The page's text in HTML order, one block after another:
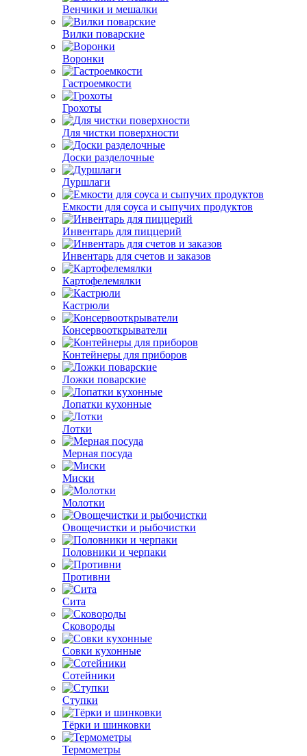
Венчики и мешалки
Вилки поварские
Воронки
Гастроемкости
Грохоты
Для чистки поверхности
Доски разделочные
Дуршлаги
Емкости для соуса и сыпучих продуктов
Инвентарь для пиццерий
Инвентарь для счетов и заказов
Картофелемялки
Кастрюли
Консервооткрыватели
Контейнеры для приборов
Ложки поварские
Лопатки кухонные
Лотки
Мерная посуда
Миски
Молотки
Овощечистки и рыбочистки
Половники и черпаки
Противни
Сита
Сковороды
Совки кухонные
Сотейники
Ступки
Тёрки и шинковки
Термометры